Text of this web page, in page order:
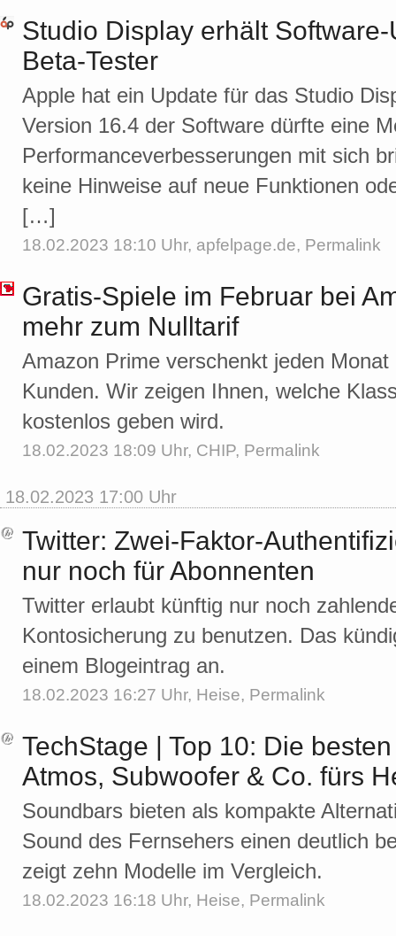
Studio Display erhält
Beta-Tester
Apple hat ein Update für das Studio
Version 16.4 der Software dürfte eine
Performanceverbesserungen mit sich
keine Hinweise auf neue Funktionen
[…]
18.02.2023 18:10 Uhr, apfelpage.de, Permalink
Gratis-Spiele im Februar bei
mehr zum Nulltarif
Amazon Prime verschenkt jeden
Kunden. Wir zeigen Ihnen, welche
kostenlos geben wird.
18.02.2023 18:09 Uhr, CHIP, Permalink
18.02.2023 17:00 Uhr
Twitter: Zwei-Faktor-
nur noch für Abonnenten
Twitter erlaubt künftig nur noch
Kontosicherung zu benutzen. Das
einem Blogeintrag an.
18.02.2023 16:27 Uhr, Heise, Permalink
TechStage | Top 10: Die
Atmos, Subwoofer & Co. fürs
Soundbars bieten als kompakte
Sound des Fernsehers einen deutlich
zeigt zehn Modelle im Vergleich.
18.02.2023 16:18 Uhr, Heise, Permalink